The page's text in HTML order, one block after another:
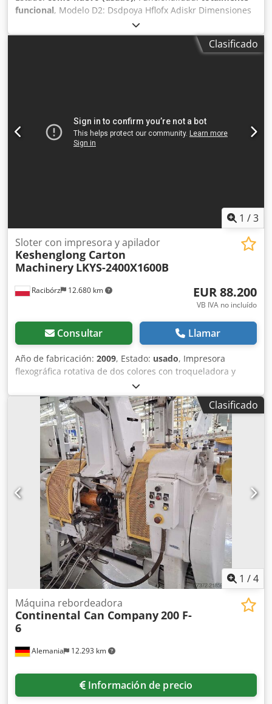
funcional, Modelo D2: Dsdpoya Hflofx Adiskr Dimensiones
medibles de la hoja: 100 - 1600 mm. Escala: 1/2 mm.
Precisión de medición: 1/2 mm (1/10 mm posible).
Desviaciones angulares: 1/2 mm Iluminación integrada sin
Clasificado
1 /3
Racibórz 12.680 km
Sloter con impresora y apilador
Keshenglong Carton
Machinery LKYS-2400X1600B
EUR 88.200
VB IVA no incluído
Consultar Llamar
Año de fabricación: 2009, Estado: usado, Impresora
flexográfica rotativa de dos colores con troqueladora y
apiladora integradas. DATOS TÉCNICOS: Año de
fabricación: 2009 Número de serie: 0904K02 Dkodpfehbvq
Hjx Adior Velocidad máxima: 70 unidades/min. Velocidad
económica: 50 unidades/min. Tamaño máximo de la hoja:
3000 x 2000 mm Tamaño mínimo de la hoja: 600 x 350 mm
Tamaño máximo de impresión: 2900 x 1900 mm Grosor del
cartón: 2-10 mm Grosor de la plancha: 4-7 mm Corrección
axial: ± 8 mm Longitud máxima de la ranura: 350 mm
Ancho de la ranura: 7 mm Motor principal: 7,5 kW Potencia
total: 15 kW Dimensiones: 6000 mm x 3050 mm x 1900 mm
Peso: 28000 kg DESCRIPCIÓN: El precio incluye la puesta en
marcha, la asistencia técnica, la formación y la garantía de
Clasificado
1 /4
Alemania 12.293 km
Máquina rebordeadora
Continental Can Company200 F-
6
Información de precio